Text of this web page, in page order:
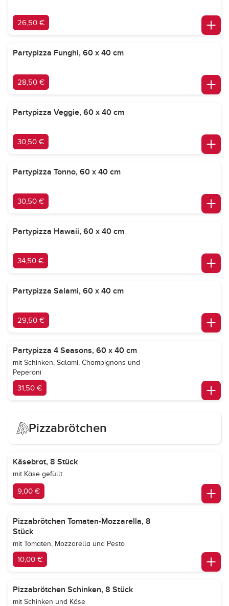
26,50 €
Partypizza Funghi, 60 x 40 cm
28,50 €
Partypizza Veggie, 60 x 40 cm
30,50 €
Partypizza Tonno, 60 x 40 cm
30,50 €
Partypizza Hawaii, 60 x 40 cm
34,50 €
Partypizza Salami, 60 x 40 cm
29,50 €
Partypizza 4 Seasons, 60 x 40 cm
mit Schinken, Salami, Champignons und
Peperoni
31,50 €
Pizzabrötchen
Käsebrot, 8 Stück
mit Käse gefüllt
9,00 €
Pizzabrötchen Tomaten-Mozzarella, 8
Stück
mit Tomaten, Mozzarella und Pesto
10,00 €
Pizzabrötchen Schinken, 8 Stück
mit Schinken und Käse